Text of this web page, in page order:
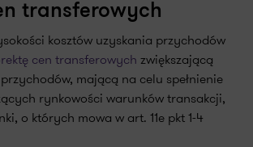
transferowych
kosztów uzyskania przychodów
cen transferowych zwiększającą
mającą na celu spełnienie
rynkowości warunków transakcji,
o których mowa w art. 11e pkt 1-4